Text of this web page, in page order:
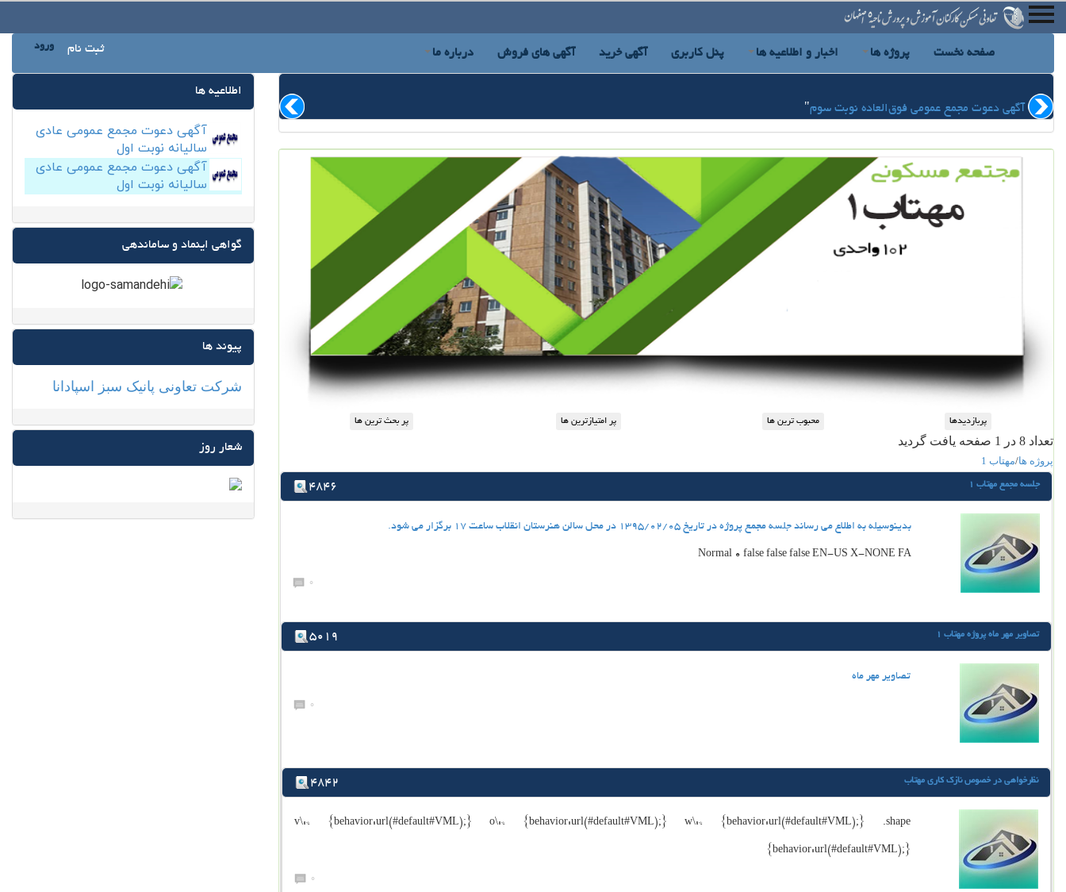
صفحه نخست پروژه ها اخبار و اطلاعیه ها پنل کاربری آگهی خرید آگهی های فروش درباره ما ثبت نام ورود
آگهی دعوت مجمع عمومی فوق‌العاده نوبت سوم"
تعداد 8 در 1 صفحه یافت گردید
پروژه ها/مهتاب 1
جلسه مجمع مهتاب 1 4846
بدينوسيله به اطلاع مي رساند جلسه مجمع پروژه در تاريخ 1395/02/05 در محل سالن هنرستان انقلاب ساعت 17 برگزار مي شود.
Normal 0 false false false EN-US X-NONE FA
0
تصاوير مهر ماه پروژه مهتاب 1 5019
تصاوير مهر ماه
0
نظرخواهي در خصوص نازك كاري مهتاب 4842
v\:* {behavior:url(#default#VML);} o\:* {behavior:url(#default#VML);} w\:* {behavior:url(#default#VML);} .shape
{behavior:url(#default#VML);}
0
اطلاعیه ها
آگهی دعوت مجمع عمومی عادی
سالیانه نوبت اول
آگهی دعوت مجمع عمومی عادی
سالیانه نوبت اول
گواهی اینماد و ساماندهی
پیوند ها
شرکت تعاونی پانیک سبز اسپادانا
شعار روز